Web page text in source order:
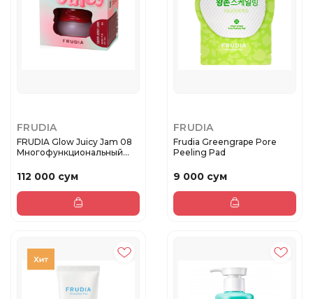
FRUDIA
FRUDIA Glow Juicy Jam 08
Многофункциональный
112 000 сум
FRUDIA
Frudia Greengrape Pore
Peeling Pad
9 000 сум